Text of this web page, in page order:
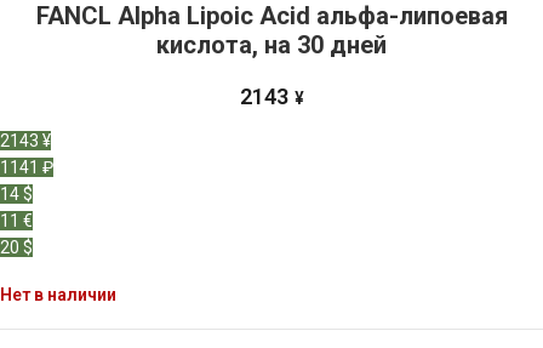
FANCL Alpha Lipoic Acid альфа-липоевая
кислота, на 30 дней
2143 ¥
2143 ¥
1141 ₽
14 $
11 €
20 $
Нет в наличии